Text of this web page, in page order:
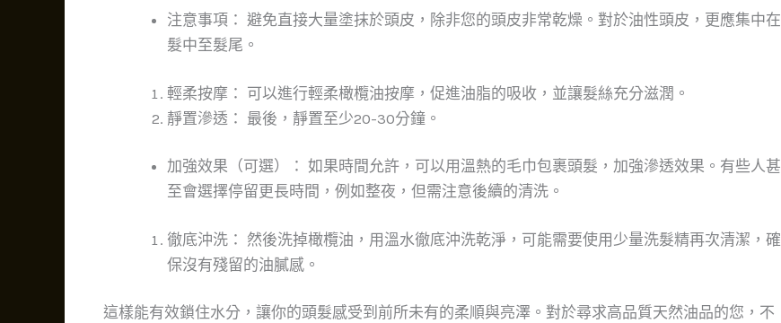
注意事項： 避免直接大量塗抹於頭皮，除非您的頭皮非常乾燥。對於油性頭皮，更應集中在
髮中至髮尾。
輕柔按摩： 可以進行輕柔橄欖油按摩，促進油脂的吸收，並讓髮絲充分滋潤。
靜置滲透： 最後，靜置至少20-30分鐘。
加強效果（可選）： 如果時間允許，可以用溫熱的毛巾包裹頭髮，加強滲透效果。有些人甚
至會選擇停留更長時間，例如整夜，但需注意後續的清洗。
徹底沖洗： 然後洗掉橄欖油，用溫水徹底沖洗乾淨，可能需要使用少量洗髮精再次清潔，確
保沒有殘留的油膩感。
這樣能有效鎖住水分，讓你的頭髮感受到前所未有的柔順與亮澤。對於尋求高品質天然油品的您，不